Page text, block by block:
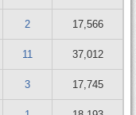
2 17,566
11 37,012
3 17,745